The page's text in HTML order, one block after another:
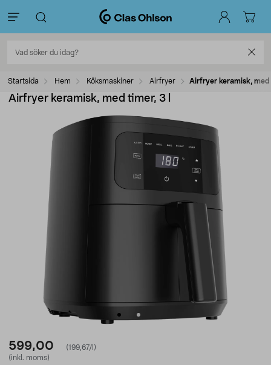
Startsida Hem Köksmaskiner Airfryer Airfryer keramisk, med
Airfryer keramisk, med timer, 3 l
599,00
(199,67/l)
(inkl. moms)